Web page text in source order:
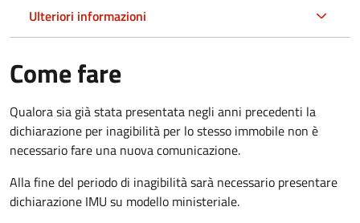
Ulteriori informazioni
Come fare
Qualora sia già stata presentata negli anni precedenti la
dichiarazione per inagibilità per lo stesso immobile non è
necessario fare una nuova comunicazione.
Alla fine del periodo di inagibilità sarà necessario presentare
dichiarazione IMU su modello ministeriale.